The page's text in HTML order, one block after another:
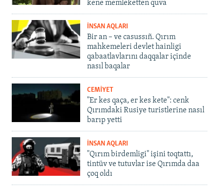
kene memleketten quva
İNSAN AQLARI
Bir an – ve casussıñ. Qırım
mahkemeleri devlet hainligi
qabaatlavlarını daqqalar içinde
nasıl baqalar
CEMİYET
"Er kes qaça, er kes kete": cenk
Qırımdaki Rusiye turistlerine nasıl
barıp yetti
İNSAN AQLARI
"Qırım birdemligi" işini toqtattı,
tintüv ve tutuvlar ise Qırımda daa
çoq oldı